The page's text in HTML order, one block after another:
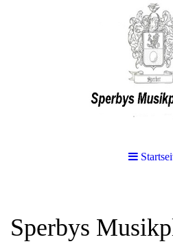
Sperbys